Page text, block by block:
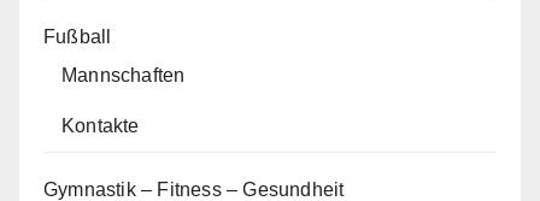
Fußball
Mannschaften
Kontakte
Gymnastik – Fitness – Gesundheit